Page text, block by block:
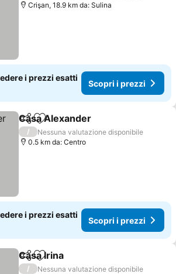
Crişan, 18.9 km da: Sulina
i prezzi esatti
Scopri i prezzi
CondividiAggiungi ai preferiti
Casa Alexander
/
Nessuna valutazione disponibile
0.5 km da: Centro
i prezzi esatti
Scopri i prezzi
CondividiAggiungi ai preferiti
Casa Irina
/
Nessuna valutazione disponibile